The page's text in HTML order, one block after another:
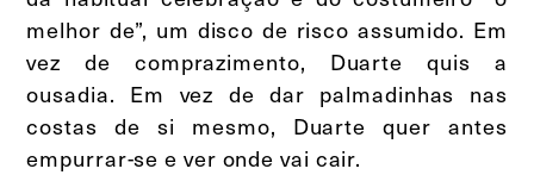
melhor de”, um disco de risco assumido. Em
vez de comprazimento, Duarte quis a
ousadia. Em vez de dar palmadinhas nas
costas de si mesmo, Duarte quer antes
empurrar-se e ver onde vai cair.